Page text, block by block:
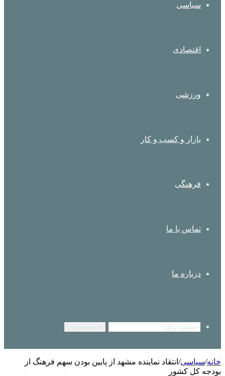
سیاسی
اقتصادی
ورزشی
بازار و کسب و کار
فرهنگی
تماس با ما
درباره ما
خانه/سیاسی/ انتقاد نماینده مشهد از پایین بودن سهم فرهنگ از
بودجه کل کشور